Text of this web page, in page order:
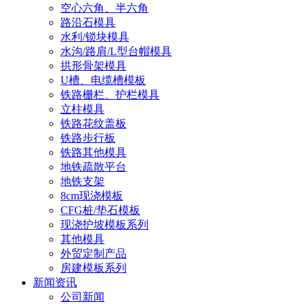
空心六角、半六角
路沿石模具
水利/锁块模具
水沟/路肩/L型台帽模具
拱形骨架模具
U槽、电缆槽模板
铁路栅栏、护栏模具
立柱模具
铁路花纹盖板
铁路步行板
铁路其他模具
地铁疏散平台
地铁支架
8cm现浇模板
CFG桩/垫石模板
现浇护坡模板系列
其他模具
外贸定制产品
房建模板系列
新闻资讯
公司新闻